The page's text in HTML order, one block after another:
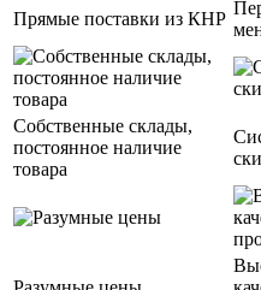
Прямые поставки из КНР
Собственные склады,
постоянное наличие
товара